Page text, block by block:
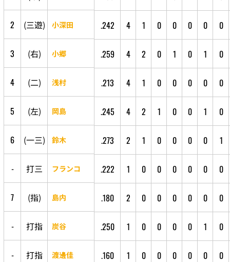
2 (三遊) 小深田 .242 4 1 0 0 0 0 0
3 (右) 小郷 .259 4 2 0 1 0 1 0
4 (二) 浅村 .213 4 1 0 0 0 0 0
5 (左) 岡島 .245 4 2 1 0 0 1 0
6 (一三) 鈴木 .273 2 1 0 0 0 0 1
- 打三 フランコ .222 1 0 0 0 0 0 0
7 (指) 島内 .180 2 0 0 0 0 0 0
- 打指 炭谷 .250 1 0 0 0 0 1 0
- 打指 渡邊佳 .160 1 0 0 0 0 0 0